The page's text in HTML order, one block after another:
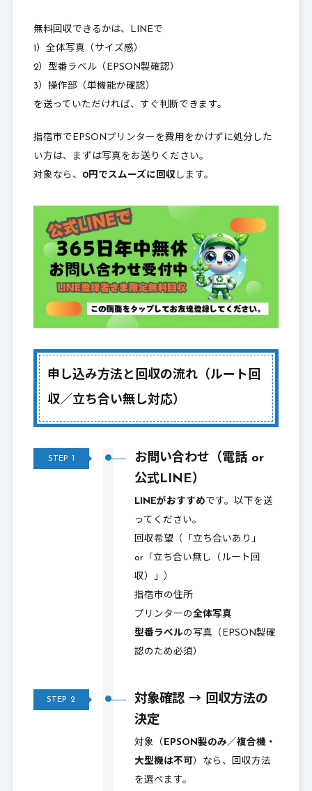
無料回収できるかは、LINEで
1）全体写真（サイズ感）
2）型番ラベル（EPSON製確認）
3）操作部（単機能か確認）
を送っていただければ、すぐ判断できます。
指宿市でEPSONプリンターを費用をかけずに処分した
い方は、まずは写真をお送りください。
対象なら、 0円でスムーズに回収します。
申し込み方法と回収の流れ（ルート回
収／立ち合い無し対応）
STEP 1
お問い合わせ（電話 or
公式LINE）
LINEがおすすめ です。以下を送
ってください。
回収希望（「立ち合いあり」
or「立ち合い無し（ルート回
収）」）
指宿市の住所
プリンターの全体写真
型番ラベルの写真（EPSON製確
認のため必須）
STEP 2
対象確認 → 回収方法の
決定
対象（ EPSON製のみ／複合機・
大型機は不可 ）なら、回収方法
を選べます。